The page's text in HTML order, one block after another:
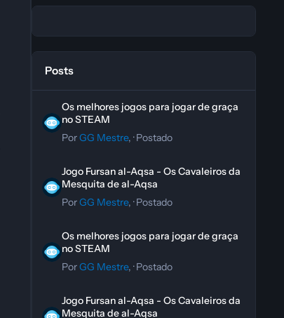
Posts
Os melhores jogos para jogar de graça
no STEAM
PorGG Mestre, ·Postado
Jogo Fursan al-Aqsa - Os Cavaleiros da
Mesquita de al-Aqsa
PorGG Mestre, ·Postado
Os melhores jogos para jogar de graça
no STEAM
PorGG Mestre, ·Postado
Jogo Fursan al-Aqsa - Os Cavaleiros da
Mesquita de al-Aqsa